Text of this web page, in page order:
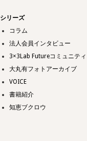
シリーズ
コラム
法人会員インタビュー
3×3Lab Futureコミュニティ
大丸有フォトアーカイブ
VOICE
書籍紹介
知恵ブクロウ